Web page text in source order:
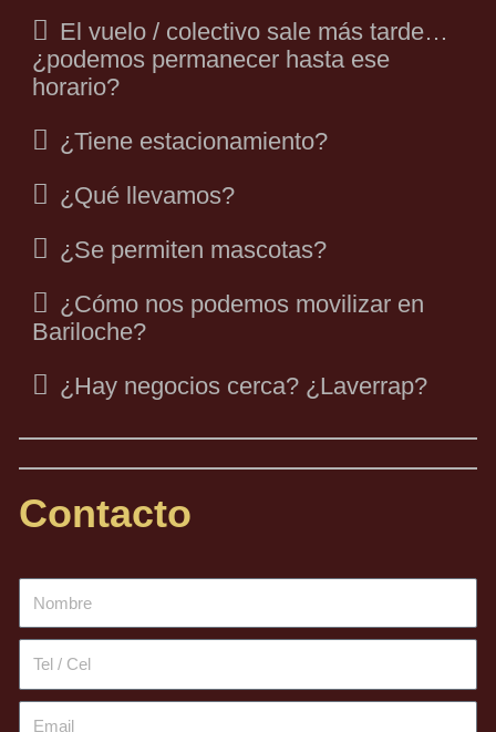
El vuelo / colectivo sale más tarde…
¿podemos permanecer hasta ese
horario?
¿Tiene estacionamiento?
¿Qué llevamos?
¿Se permiten mascotas?
¿Cómo nos podemos movilizar en
Bariloche?
¿Hay negocios cerca? ¿Laverrap?
Contacto